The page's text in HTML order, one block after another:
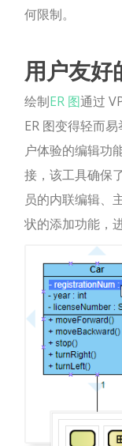
何限制。
用户友好
绘制ER 图通过
ER 图变得轻而
户体验的编辑功
接，该工具确保
员的内联编辑、
状的添加功能，